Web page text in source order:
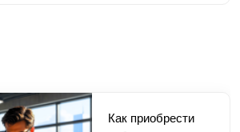
Как приобрести